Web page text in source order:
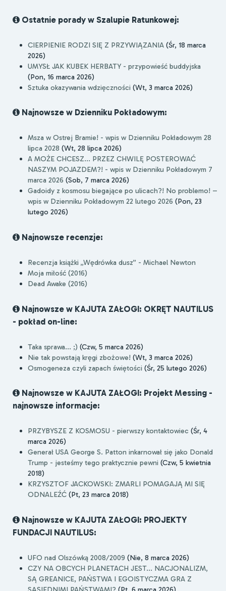
Ostatnie porady w Szalupie Ratunkowej:
CIERPIENIE RODZI SIĘ Z PRZYWIĄZANIA (Śr, 18 marca
2026)
UMYSŁ JAK KUBEK HERBATY - przypowieść buddyjska
(Pon, 16 marca 2026)
Sztuka okazywania wdzięczności (Wt, 3 marca 2026)
Najnowsze w Dzienniku Pokładowym:
Msza w Ostrej Bramie! - wpis w Dzienniku Pokładowym 28
lipca 2028 (Wt, 28 lipca 2026)
A MOŻE CHCESZ... PRZEZ CHWILĘ POSTEROWAĆ
NASZYM POJAZDEM?! - wpis w Dzienniku Pokładowym 7
marca 2026 (Sob, 7 marca 2026)
Gadoidy z kosmosu biegające po ulicach?! No problemo! –
wpis w Dzienniku Pokładowym 22 lutego 2026 (Pon, 23
lutego 2026)
Najnowsze recenzje:
Recenzja książki „Wędrówka dusz” - Michael Newton
Moja miłość (2016)
Dead Awake (2016)
Najnowsze w KAJUTA ZAŁOGI: OKRĘT NAUTILUS
- pokład on-line:
Taka sprawa... ;) (Czw, 5 marca 2026)
Nie tak powstają kręgi zbożowe! (Wt, 3 marca 2026)
Osmogeneza czyli zapach świętości (Śr, 25 lutego 2026)
Najnowsze w KAJUTA ZAŁOGI: Projekt Messing -
najnowsze informacje:
PRZYBYSZE Z KOSMOSU - pierwszy kontaktowiec (Śr, 4
marca 2026)
Generał USA George S. Patton inkarnował się jako Donald
Trump - jesteśmy tego praktycznie pewni (Czw, 5 kwietnia
2018)
KRZYSZTOF JACKOWSKI: ZMARLI POMAGAJĄ MI SIĘ
ODNALEŹĆ (Pt, 23 marca 2018)
Najnowsze w KAJUTA ZAŁOGI: PROJEKTY
FUNDACJI NAUTILUS:
UFO nad Olszówką 2008/2009 (Nie, 8 marca 2026)
CZY NA OBCYCH PLANETACH JEST... NACJONALIZM,
SĄ GREANICE, PAŃSTWA I EGOISTYCZMA GRA Z